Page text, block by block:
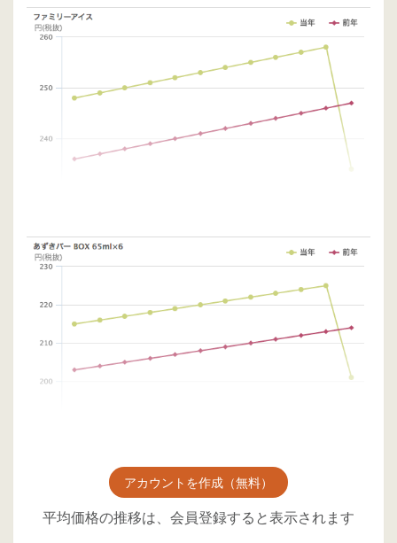
アカウントを作成（無料）
平均価格の推移は、会員登録すると表示されます